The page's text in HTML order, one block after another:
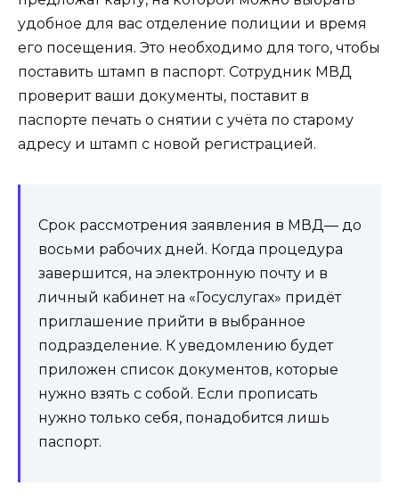
удобное для вас отделение полиции и время
его посещения. Это необходимо для того, чтобы
поставить штамп в паспорт. Сотрудник МВД
проверит ваши документы, поставит в
паспорте печать о снятии с учёта по старому
адресу и штамп с новой регистрацией.
Срок рассмотрения заявления в МВД— до
восьми рабочих дней. Когда процедура
завершится, на электронную почту и в
личный кабинет на «Госуслугах» придёт
приглашение прийти в выбранное
подразделение. К уведомлению будет
приложен список документов, которые
нужно взять с собой. Если прописать
нужно только себя, понадобится лишь
паспорт.